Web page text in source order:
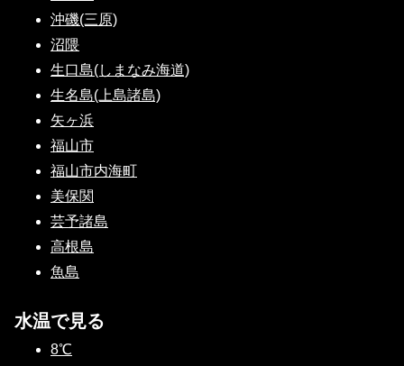
沖磯(三原)
沼隈
生口島(しまなみ海道)
生名島(上島諸島)
矢ヶ浜
福山市
福山市内海町
美保関
芸予諸島
高根島
魚島
水温で見る
8℃